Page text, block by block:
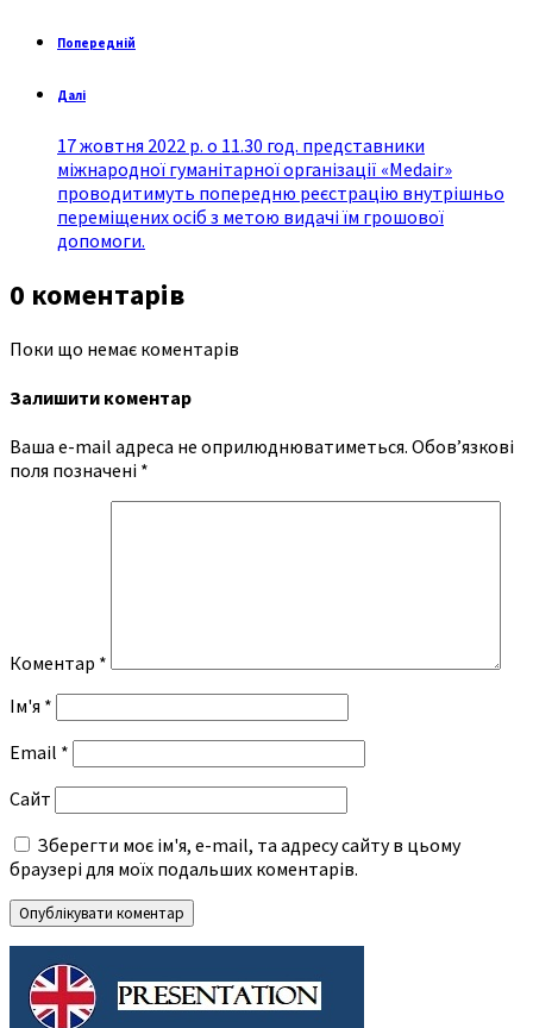
Попередній
Далі
17 жовтня 2022 р. о 11.30 год. представники
міжнародної гуманітарної організації «Medair»
проводитимуть попередню реєстрацію внутрішньо
переміщених осіб з метою видачі їм грошової
допомоги.
0 коментарів
Поки що немає коментарів
Залишити коментар
Ваша e-mail адреса не оприлюднюватиметься. Обов’язкові
поля позначені *
Коментар *
Ім'я *
Email *
Сайт
Зберегти моє ім'я, e-mail, та адресу сайту в цьому
браузері для моїх подальших коментарів.